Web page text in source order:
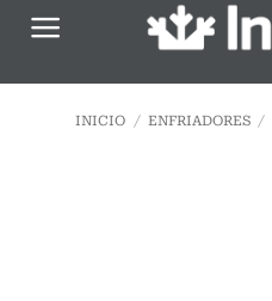
Saltar
INICIO / ENFRIADORES /